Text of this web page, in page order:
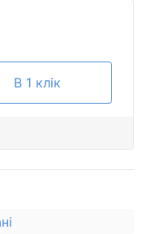
В 1 клік